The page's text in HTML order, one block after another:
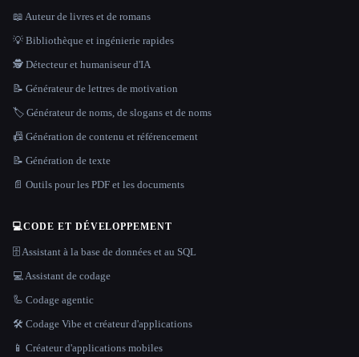
📖 Auteur de livres et de romans
💡 Bibliothèque et ingénierie rapides
🕵️ Détecteur et humaniseur d'IA
📝 Générateur de lettres de motivation
🏷️ Générateur de noms, de slogans et de noms
📠 Génération de contenu et référencement
📝 Génération de texte
📄 Outils pour les PDF et les documents
💻CODE ET DÉVELOPPEMENT
🗄️ Assistant à la base de données et au SQL
💻 Assistant de codage
🦾 Codage agentic
🛠️ Codage Vibe et créateur d'applications
📱 Créateur d'applications mobiles